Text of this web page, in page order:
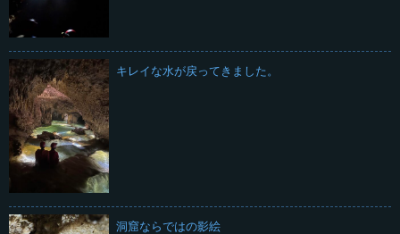
キレイな水が戻ってきました。
洞窟ならではの影絵